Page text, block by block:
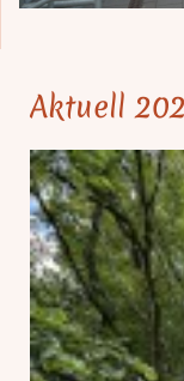
Aktuell